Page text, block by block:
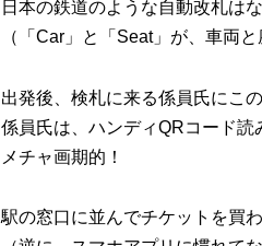
日本の鉄道のような自動改札は
（「Car」と「Seat」が、車両と
出発後、検札に来る係員氏にこ
係員氏は、ハンディQRコード読
メチャ画期的！
駅の窓口に並んでチケットを買